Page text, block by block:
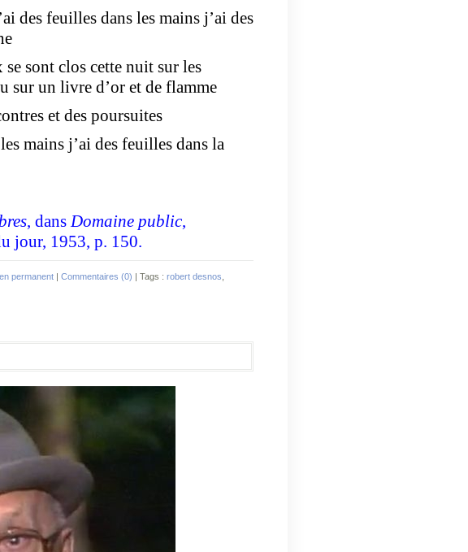
des feuilles dans les mains j’ai des
se sont clos cette nuit sur les
sur un livre d’or et de flamme
et des poursuites
mains j’ai des feuilles dans la
, dans Domaine public,
jour, 1953, p. 150.
permanent | Commentaires (0) | Tags : robert desnos